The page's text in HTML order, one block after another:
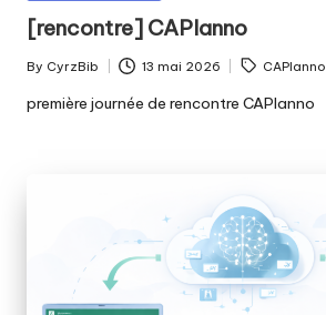
[rencontre] CAPlanno
Posted
by
By CyrzBib 13 mai 2026
Tags: CAPlanno
première journée de rencontre CAPlanno